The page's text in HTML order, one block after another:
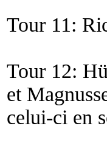
Tour 11:
Tour 12:
et
celui-ci en